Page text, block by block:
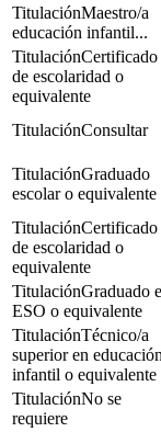
Maestro/a
educación infantil...
Certificado
de escolaridad o
equivalente
Consultar
Graduado
escolar o equivalente
Certificado
de escolaridad o
equivalente
Graduado
ESO o equivalente
Técnico/a
superior en
infantil o equivalente
No se
requiere